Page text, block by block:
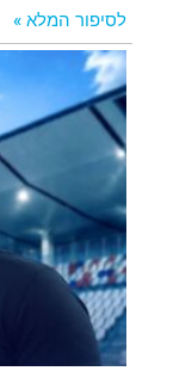
לסיפור המלא »